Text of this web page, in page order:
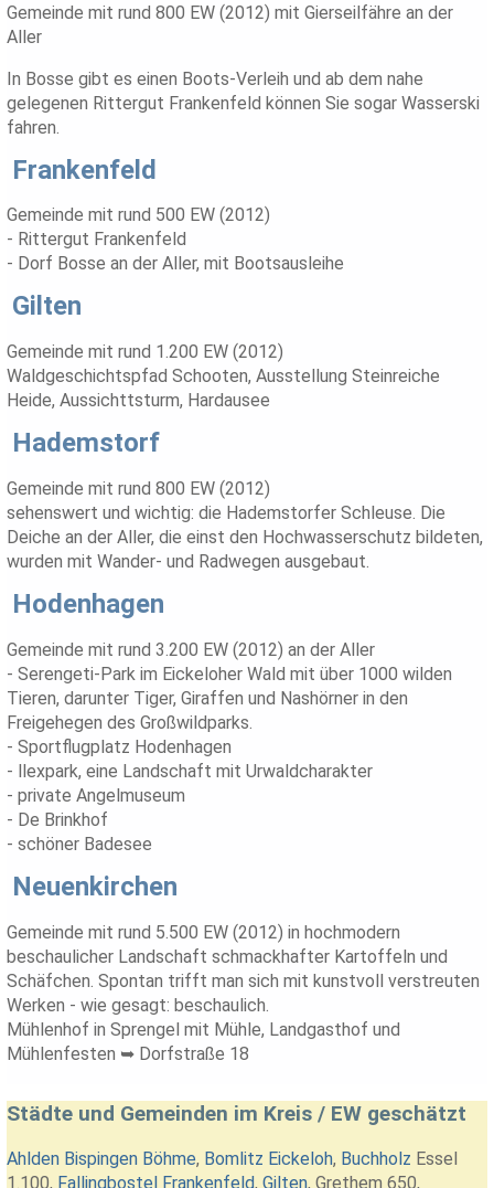
Gemeinde mit rund 800 EW (2012) mit Gierseilfähre an der
Aller
In Bosse gibt es einen Boots-Verleih und ab dem nahe
gelegenen Rittergut Frankenfeld können Sie sogar Wasserski
fahren.
Frankenfeld
Gemeinde mit rund 500 EW (2012)
- Rittergut Frankenfeld
- Dorf Bosse an der Aller, mit Bootsausleihe
Gilten
Gemeinde mit rund 1.200 EW (2012)
Waldgeschichtspfad Schooten, Ausstellung Steinreiche
Heide, Aussichttsturm, Hardausee
Hademstorf
Gemeinde mit rund 800 EW (2012)
sehenswert und wichtig: die Hademstorfer Schleuse. Die
Deiche an der Aller, die einst den Hochwasserschutz bildeten,
wurden mit Wander- und Radwegen ausgebaut.
Hodenhagen
Gemeinde mit rund 3.200 EW (2012) an der Aller
- Serengeti-Park im Eickeloher Wald mit über 1000 wilden
Tieren, darunter Tiger, Giraffen und Nashörner in den
Freigehegen des Großwildparks.
- Sportflugplatz Hodenhagen
- llexpark, eine Landschaft mit Urwaldcharakter
- private Angelmuseum
- De Brinkhof
- schöner Badesee
Neuenkirchen
Gemeinde mit rund 5.500 EW (2012) in hochmodern
beschaulicher Landschaft schmackhafter Kartoffeln und
Schäfchen. Spontan trifft man sich mit kunstvoll verstreuten
Werken - wie gesagt: beschaulich.
Mühlenhof in Sprengel mit Mühle, Landgasthof und
Mühlenfesten ➥ Dorfstraße 18
Städte und Gemeinden im Kreis / EW geschätzt
Ahlden Bispingen Böhme, Bomlitz Eickeloh, Buchholz Essel
1.100, Fallingbostel Frankenfeld,Gilten,Grethem 650,